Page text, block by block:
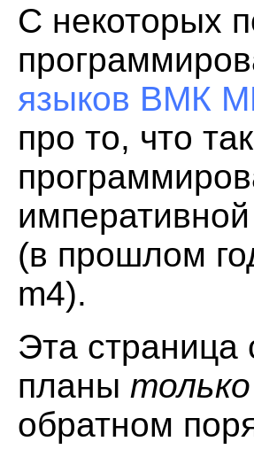
С некоторых
языков ВМК
про то, что
(в прошлом
m4).
Эта страница
планы
обратном